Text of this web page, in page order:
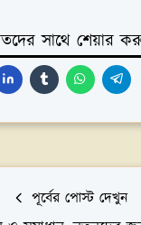
সাথে শেয়ার
পূর্বের পোস্ট দেখুন